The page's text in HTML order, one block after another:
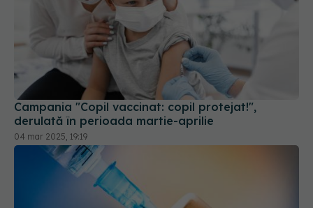
Campania "Copil vaccinat: copil protejat!",
derulată în perioada martie-aprilie
04 mar 2025, 19:19